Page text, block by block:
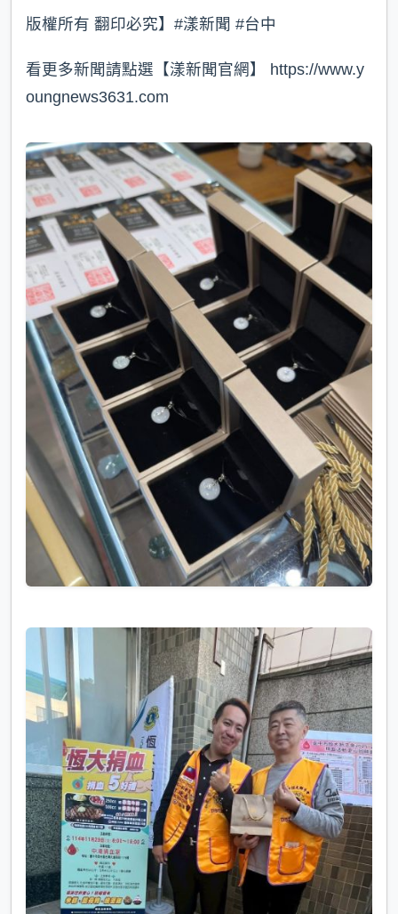
版權所有 翻印必究】#漾新聞 #台中
看更多新聞請點選【漾新聞官網】 https://www.y
oungnews3631.com